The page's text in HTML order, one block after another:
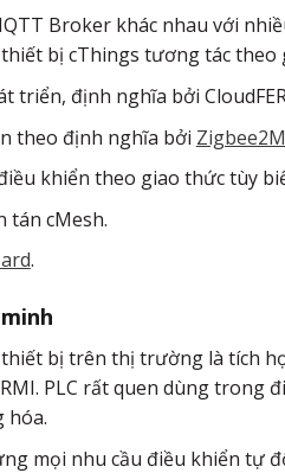
Broker khác nhau với
bị cThings tương tác theo
triển, định nghĩa bởi
theo định nghĩa bởi
khiển theo giao thức tùy
tán cMesh.
.
bị trên thị trường là tích
PLC rất quen dùng
hóa.
mọi nhu cầu điều khiển tự